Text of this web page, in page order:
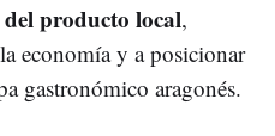
del producto local,
economía y a posicionar
gastronómico aragonés.